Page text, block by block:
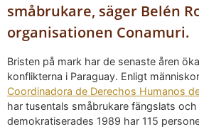
småbrukare, säger Belén
organisationen Conamuri.
Bristen på mark har de senaste åren
konflikterna i Paraguay. Enligt
Coordinadora de Derechos Humanos
har tusentals småbrukare fängslats
demokratiserades 1989 har 115